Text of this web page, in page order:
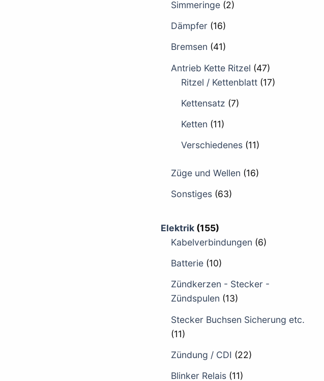
Simmeringe (2)
Dämpfer (16)
Bremsen (41)
Antrieb Kette Ritzel (47)
Ritzel / Kettenblatt (17)
Kettensatz (7)
Ketten (11)
Verschiedenes (11)
Züge und Wellen (16)
Sonstiges (63)
Elektrik (155)
Kabelverbindungen (6)
Batterie (10)
Zündkerzen - Stecker -
Zündspulen (13)
Stecker Buchsen Sicherung etc.
(11)
Zündung / CDI (22)
Blinker Relais (11)